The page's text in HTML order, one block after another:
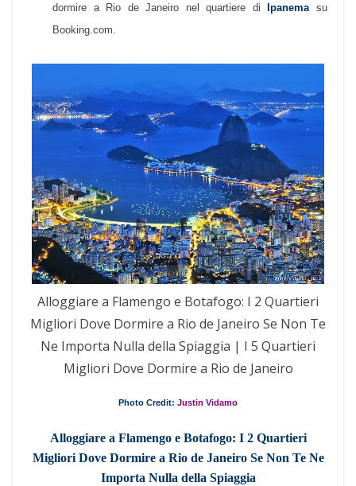
dormire a Rio de Janeiro nel quartiere di
Ipanema su
Booking.com.
Alloggiare a Flamengo e Botafogo: I 2 Quartieri
Migliori Dove Dormire a Rio de Janeiro Se Non Te
Ne Importa Nulla della Spiaggia | I 5 Quartieri
Migliori Dove Dormire a Rio de Janeiro
Photo Credit: Justin Vidamo
Alloggiare a Flamengo e Botafogo: I 2 Quartieri
Migliori Dove Dormire a Rio de Janeiro Se Non Te Ne
Importa Nulla della Spiaggia